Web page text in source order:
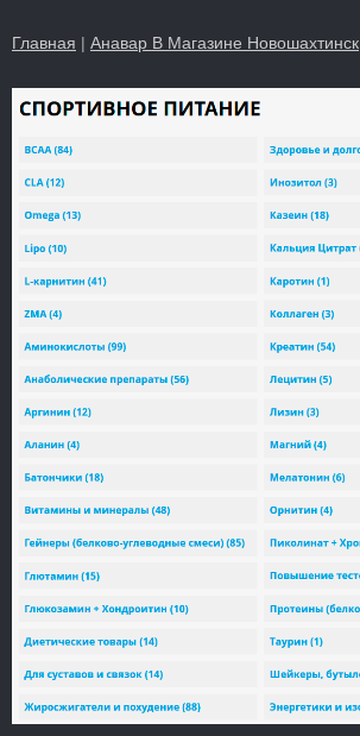
Главная | Анавар В Магазине Новошахтинск